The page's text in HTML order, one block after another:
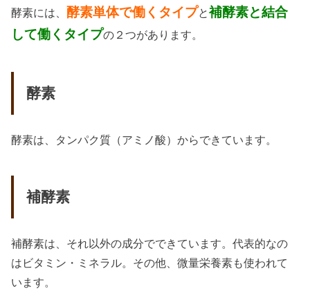
酵素には、 酵素単体で働くタイプと補酵素と結合
して働くタイプの２つがあります。
酵素
酵素は、タンパク質（アミノ酸）からできています。
補酵素
補酵素は、それ以外の成分でできています。代表的なの
はビタミン・ミネラル。その他、微量栄養素も使われて
います。